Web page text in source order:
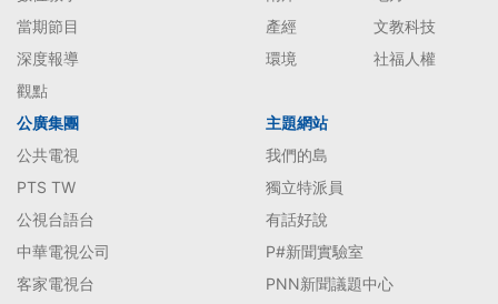
當期節目
深度報導
觀點
產經
文教科技
環境
社福人權
公廣集團
公共電視
PTS TW
公視台語台
中華電視公司
客家電視台
主題網站
我們的島
獨立特派員
有話好說
P#新聞實驗室
PNN新聞議題中心